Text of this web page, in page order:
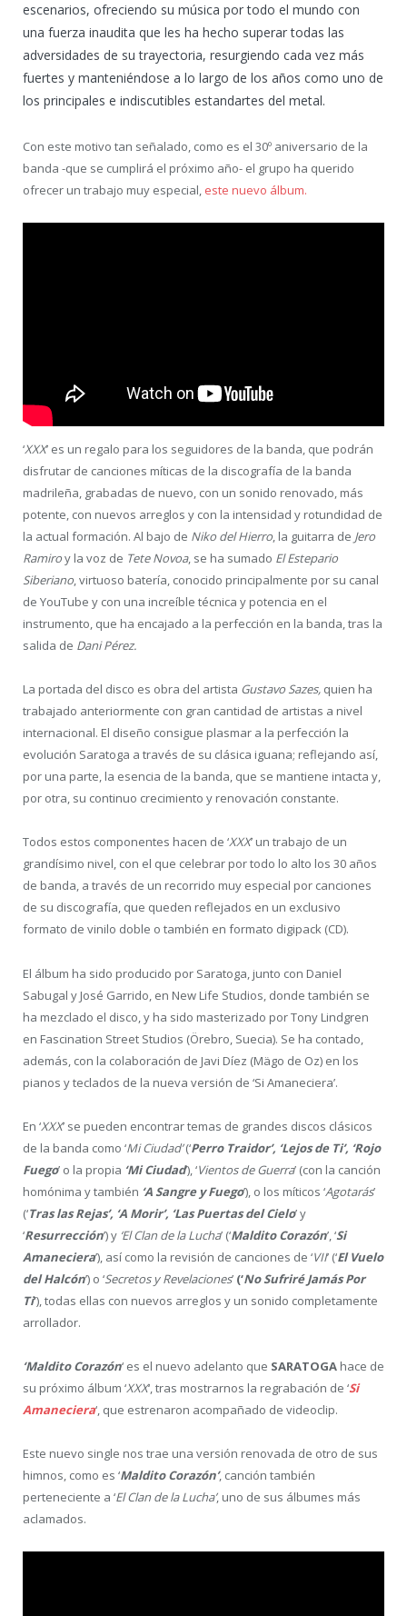
escenarios, ofreciendo su música por todo el mundo con
una fuerza inaudita que les ha hecho superar todas las
adversidades de su trayectoria, resurgiendo cada vez más
fuertes y manteniéndose a lo largo de los años como uno de
los principales e indiscutibles estandartes del metal.
Con este motivo tan señalado, como es el 30º aniversario de la
banda -que se cumplirá el próximo año- el grupo ha querido
ofrecer un trabajo muy especial, este nuevo álbum.
‘XXX’ es un regalo para los seguidores de la banda, que podrán
disfrutar de canciones míticas de la discografía de la banda
madrileña, grabadas de nuevo, con un sonido renovado, más
potente, con nuevos arreglos y con la intensidad y rotundidad de
la actual formación. Al bajo de Niko del Hierro, la guitarra de Jero
Ramiroy la voz de Tete Novoa, se ha sumado El Estepario
Siberiano, virtuoso batería, conocido principalmente por su canal
de YouTube y con una increíble técnica y potencia en el
instrumento, que ha encajado a la perfección en la banda, tras la
salida de Dani Pérez.
La portada del disco es obra del artista Gustavo Sazes, quien ha
trabajado anteriormente con gran cantidad de artistas a nivel
internacional. El diseño consigue plasmar a la perfección la
evolución Saratoga a través de su clásica iguana; reflejando así,
por una parte, la esencia de la banda, que se mantiene intacta y,
por otra, su continuo crecimiento y renovación constante.
Todos estos componentes hacen de ‘XXX’ un trabajo de un
grandísimo nivel, con el que celebrar por todo lo alto los 30 años
de banda, a través de un recorrido muy especial por canciones
de su discografía, que queden reflejados en un exclusivo
formato de vinilo doble o también en formato digipack (CD).
El álbum ha sido producido por Saratoga, junto con Daniel
Sabugal y José Garrido, en New Life Studios, donde también se
ha mezclado el disco, y ha sido masterizado por Tony Lindgren
en Fascination Street Studios (Örebro, Suecia). Se ha contado,
además, con la colaboración de Javi Díez (Mägo de Oz) en los
pianos y teclados de la nueva versión de ‘Si Amaneciera’.
En ‘XXX’ se pueden encontrar temas de grandes discos clásicos
de la banda como ‘Mi Ciudad’(‘Perro Traidor’, ‘Lejos de Ti’, ‘Rojo
Fuego’ o la propia ‘Mi Ciudad’), ‘Vientos de Guerra’ (con la canción
homónima y también ‘A Sangre y Fuego’), o los míticos ‘Agotarás’
(‘Tras las Rejas’, ‘A Morir’, ‘Las Puertas del Cielo’ y
‘Resurrección’) y ‘El Clan de la Lucha’ (‘Maldito Corazón’, ‘Si
Amaneciera’), así como la revisión de canciones de ‘VII’ (‘El Vuelo
del Halcón’) o ‘Secretos y Revelaciones’ (‘No Sufriré Jamás Por
Ti’), todas ellas con nuevos arreglos y un sonido completamente
arrollador.
‘Maldito Corazón‘ es el nuevo adelanto que SARATOGA hace de
su próximo álbum ‘XXX‘, tras mostrarnos la regrabación de ‘Si
Amaneciera‘, que estrenaron acompañado de videoclip.
Este nuevo single nos trae una versión renovada de otro de sus
himnos, como es ‘Maldito Corazón’, canción también
perteneciente a ‘El Clan de la Lucha’, uno de sus álbumes más
aclamados.